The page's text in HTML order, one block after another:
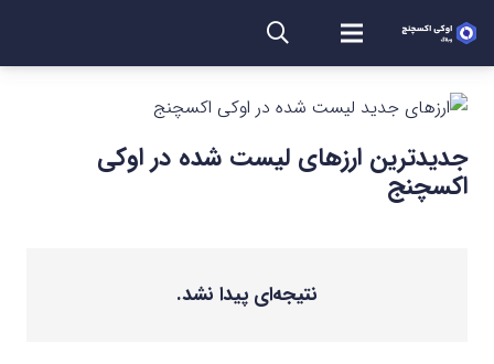
جدیدترین ارزهای لیست شده در اوکی
اکسچنج
نتیجه‌ای پیدا نشد.